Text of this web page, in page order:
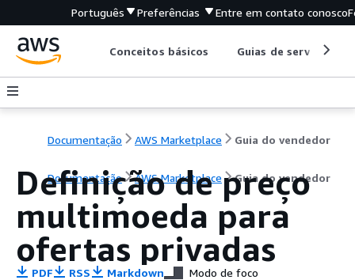
Português Preferências Entre em contato conosco
Conceitos básicos Guias de serviço
Documentação AWS Marketplace Guia do vendedor
Documentação AWS Marketplace Guia do vendedor
Definição de preço
multimoeda para
ofertas privadas
PDF RSS Markdown Modo de foco